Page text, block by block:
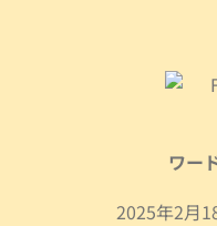
ワー
2025年2月